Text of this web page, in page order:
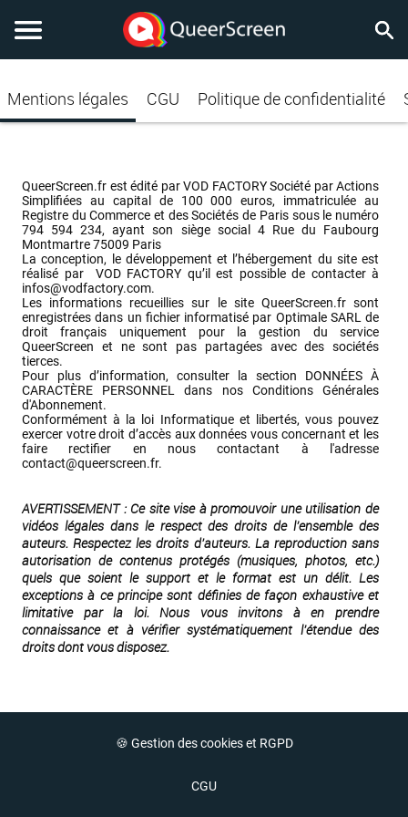
Mentions légales CGU Politique de confidentialité
QueerScreen.fr est édité par VOD FACTORY Société par Actions
Simplifiées au capital de 100 000 euros, immatriculée au
Registre du Commerce et des Sociétés de Paris sous le numéro
794 594 234, ayant son siège social 4 Rue du Faubourg
Montmartre 75009 Paris
La conception, le développement et l’hébergement du site est
infos@vodfactory.com.
Les informations recueillies sur le site QueerScreen.fr sont
enregistrées dans un fichier informatisé par Optimale SARL de
droit français uniquement pour la gestion du service
QueerScreen et ne sont pas partagées avec des sociétés
tierces.
Pour plus d’information, consulter la section DONNÉES À
CARACTÈRE PERSONNEL dans nos Conditions Générales
d'Abonnement.
Conformément à la loi Informatique et libertés, vous pouvez
exercer votre droit d’accès aux données vous concernant et les
contact@queerscreen.fr.
AVERTISSEMENT : Ce site vise à promouvoir une utilisation de
vidéos légales dans le respect des droits de l’ensemble des
auteurs. Respectez les droits d'auteurs. La reproduction sans
autorisation de contenus protégés (musiques, photos, etc.)
quels que soient le support et le format est un délit. Les
exceptions à ce principe sont définies de façon exhaustive et
limitative par la loi. Nous vous invitons à en prendre
connaissance et à vérifier systématiquement l’étendue des
droits dont vous disposez.
🍪 Gestion des cookies et RGPD
CGU